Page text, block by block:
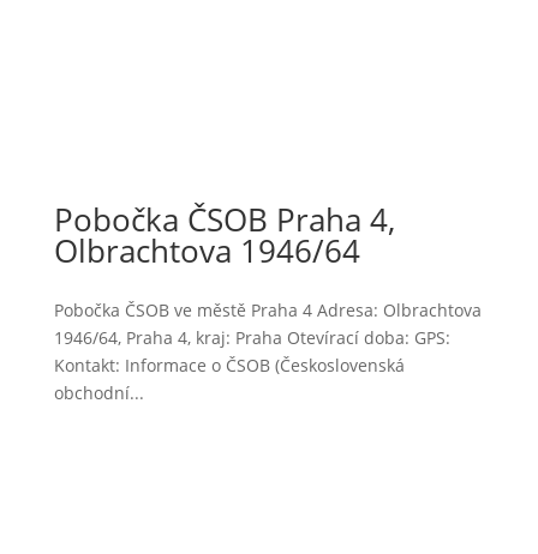
Pobočka ČSOB Praha 4,
Olbrachtova 1946/64
Pobočka ČSOB ve městě Praha 4 Adresa: Olbrachtova
1946/64, Praha 4, kraj: Praha Otevírací doba: GPS:
Kontakt: Informace o ČSOB (Československá
obchodní...